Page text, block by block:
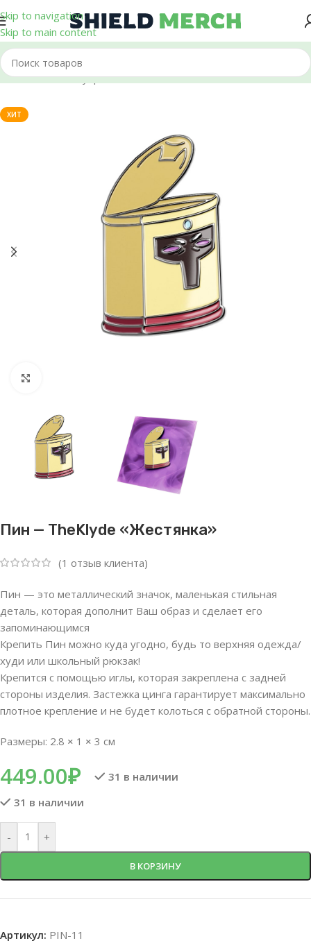
Skip to navigation
Skip to main content
Главная/Аксессуары/Пины
ХИТ
Пин — TheKlyde «Жестянка»
(1 отзыв клиента)
Пин — это металлический значок, маленькая стильная
деталь, которая дополнит Ваш образ и сделает его
запоминающимся
Крепить Пин можно куда угодно, будь то верхняя одежда/
худи или школьный рюкзак!
Крепится с помощью иглы, которая закреплена с задней
стороны изделия. Застежка цинга гарантирует максимально
плотное крепление и не будет колоться с обратной стороны.
Размеры: 2.8 × 1 × 3 см
449.00₽
31 в наличии
31 в наличии
- +
В КОРЗИНУ
Артикул: PIN-11